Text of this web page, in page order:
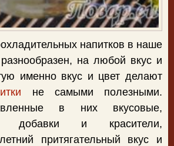
напитков в наше
на любой вкус и
именно вкус и цвет делают
не самыми полезными.
в них вкусовые,
добавки и красители,
притягательный вкус и